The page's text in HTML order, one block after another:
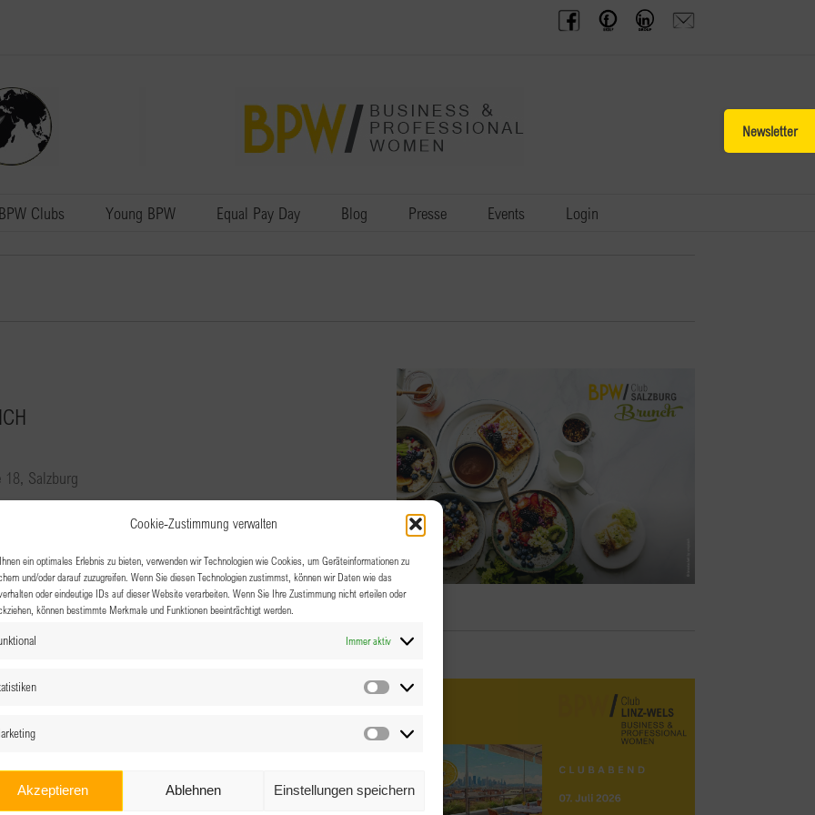
Cookie-Zustimmung verwalten
ein optimales Erlebnis zu bieten, verwenden wir Technologien wie Cookies, um Geräteinformationen zu
und/oder darauf zuzugreifen. Wenn Sie diesen Technologien zustimmst, können wir Daten wie das
oder eindeutige IDs auf dieser Website verarbeiten. Wenn Sie Ihre Zustimmung nicht erteilen oder
können bestimmte Merkmale und Funktionen beeinträchtigt werden.
Immer aktiv
Statistiken
Marketing
Akzeptieren Ablehnen Einstellungen speichern
BPW
Austria
Offenes
Frauennetzwerk
BPW
Gruppe
Anfrage
schicken
BPW Clubs Young BPW Equal Pay Day Blog Presse Events Login
Salzburg
In lockerer Atmosphäre treffen wir uns zu einem
und privat auf den aktuellen Stand zu [...]
lounge @ Skygarden Linz
17-25, Linz
Sliding